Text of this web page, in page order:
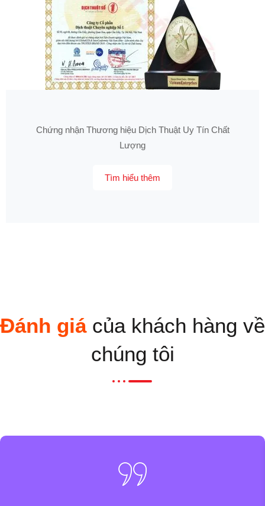
Chứng nhận Thương hiệu Dịch Thuật Uy Tín Chất
Lượng
Tìm hiểu thêm
Đánh giácủa khách hàng về
chúng tôi​